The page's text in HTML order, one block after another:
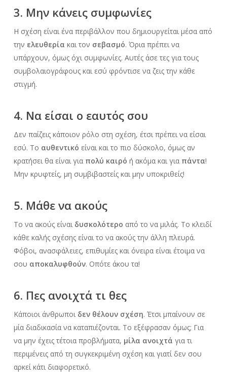
3. Μην κάνεις συμφωνίες
Η σχέση είναι ένα περιβάλλον που δημιουργείται μέσα από
την ελευθερία και τον σεβασμό. Όρια πρέπει να
υπάρχουν, όμως όχι συμφωνίες. Αυτές άσε τες για τους
συμβολαιογράφους και εσύ φρόντισε να ζεις την κάθε
στιγμή.
4. Να είσαι ο εαυτός σου
Δεν παίζεις κάποιον ρόλο στη σχέση, έτσι πρέπει να είσαι
εσύ. Το αυθεντικό είναι και το πιο δύσκολο, όμως αν
κρατήσει θα είναι για πολύ καιρό ή ακόμα και για πάντα!
Μην κρυφτείς, μη συμβιβαστείς και μην υποκριθείς!
5. Μάθε να ακούς
Το να ακούς είναι δυσκολότερο από το να μιλάς. Το κλειδί
κάθε καλής σχέσης είναι το να ακούς την άλλη πλευρά.
Φόβοι, ανασφάλειες, επιθυμίες και όνειρα είναι έτοιμα να
σου αποκαλυφθούν. Οπότε άκου τα!
6. Πες ανοιχτά τι θες
Κάποιοι άνθρωποι δεν θέλουν σχέση. Έτσι μπαίνουν σε
μία διαδικασία να καταπιέζονται. Το εξέφρασαν όμως; Για
να μην έχεις τέτοια προβλήματα, μίλα ανοιχτά για τι
περιμένεις από τη συγκεκριμένη σχέση και γιατί δεν σου
αρκεί κάτι διαφορετικό.